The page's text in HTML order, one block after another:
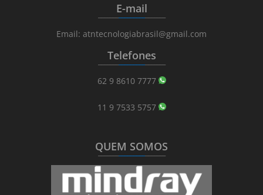
E-mail
_______________________
Email: atntecnologiabrasil@gmail.com
Telefones
_______________________
62 9 8610 7777
11 9 7533 5757
QUEM SOMOS
_______________________